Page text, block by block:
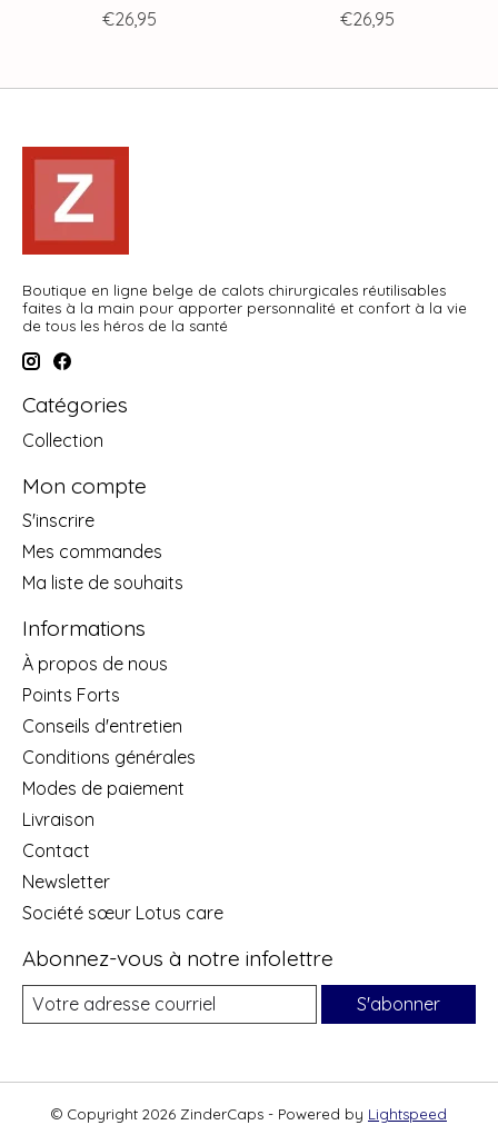
€26,95
€26,95
Boutique en ligne belge de calots chirurgicales réutilisables
faites à la main pour apporter personnalité et confort à la vie
de tous les héros de la santé
Catégories
Collection
Mon compte
S'inscrire
Mes commandes
Ma liste de souhaits
Informations
À propos de nous
Points Forts
Conseils d'entretien
Conditions générales
Modes de paiement
Livraison
Contact
Newsletter
Société sœur Lotus care
Abonnez-vous à notre infolettre
S'abonner
© Copyright 2026 ZinderCaps - Powered by Lightspeed